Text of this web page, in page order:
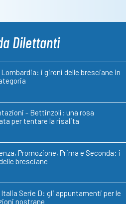
Dilettanti
Lombardia: i gironi delle bresciane in
- Bettinzoli: una rosa
per tentare la risalita
Promozione, Prima e Seconda: i
bresciane
Italia Serie D: gli appuntamenti per le
nostrane